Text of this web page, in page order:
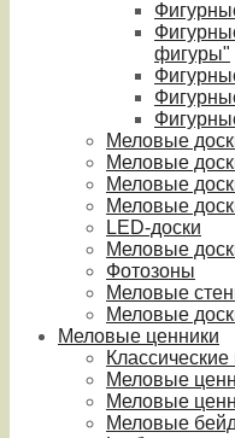
фигуры"
Меловые
Меловые
Меловые
Меловые
LED-доски
Меловые
Фотозоны
Меловые
Меловые
Меловые ценники
Меловые
Меловые
Меловые